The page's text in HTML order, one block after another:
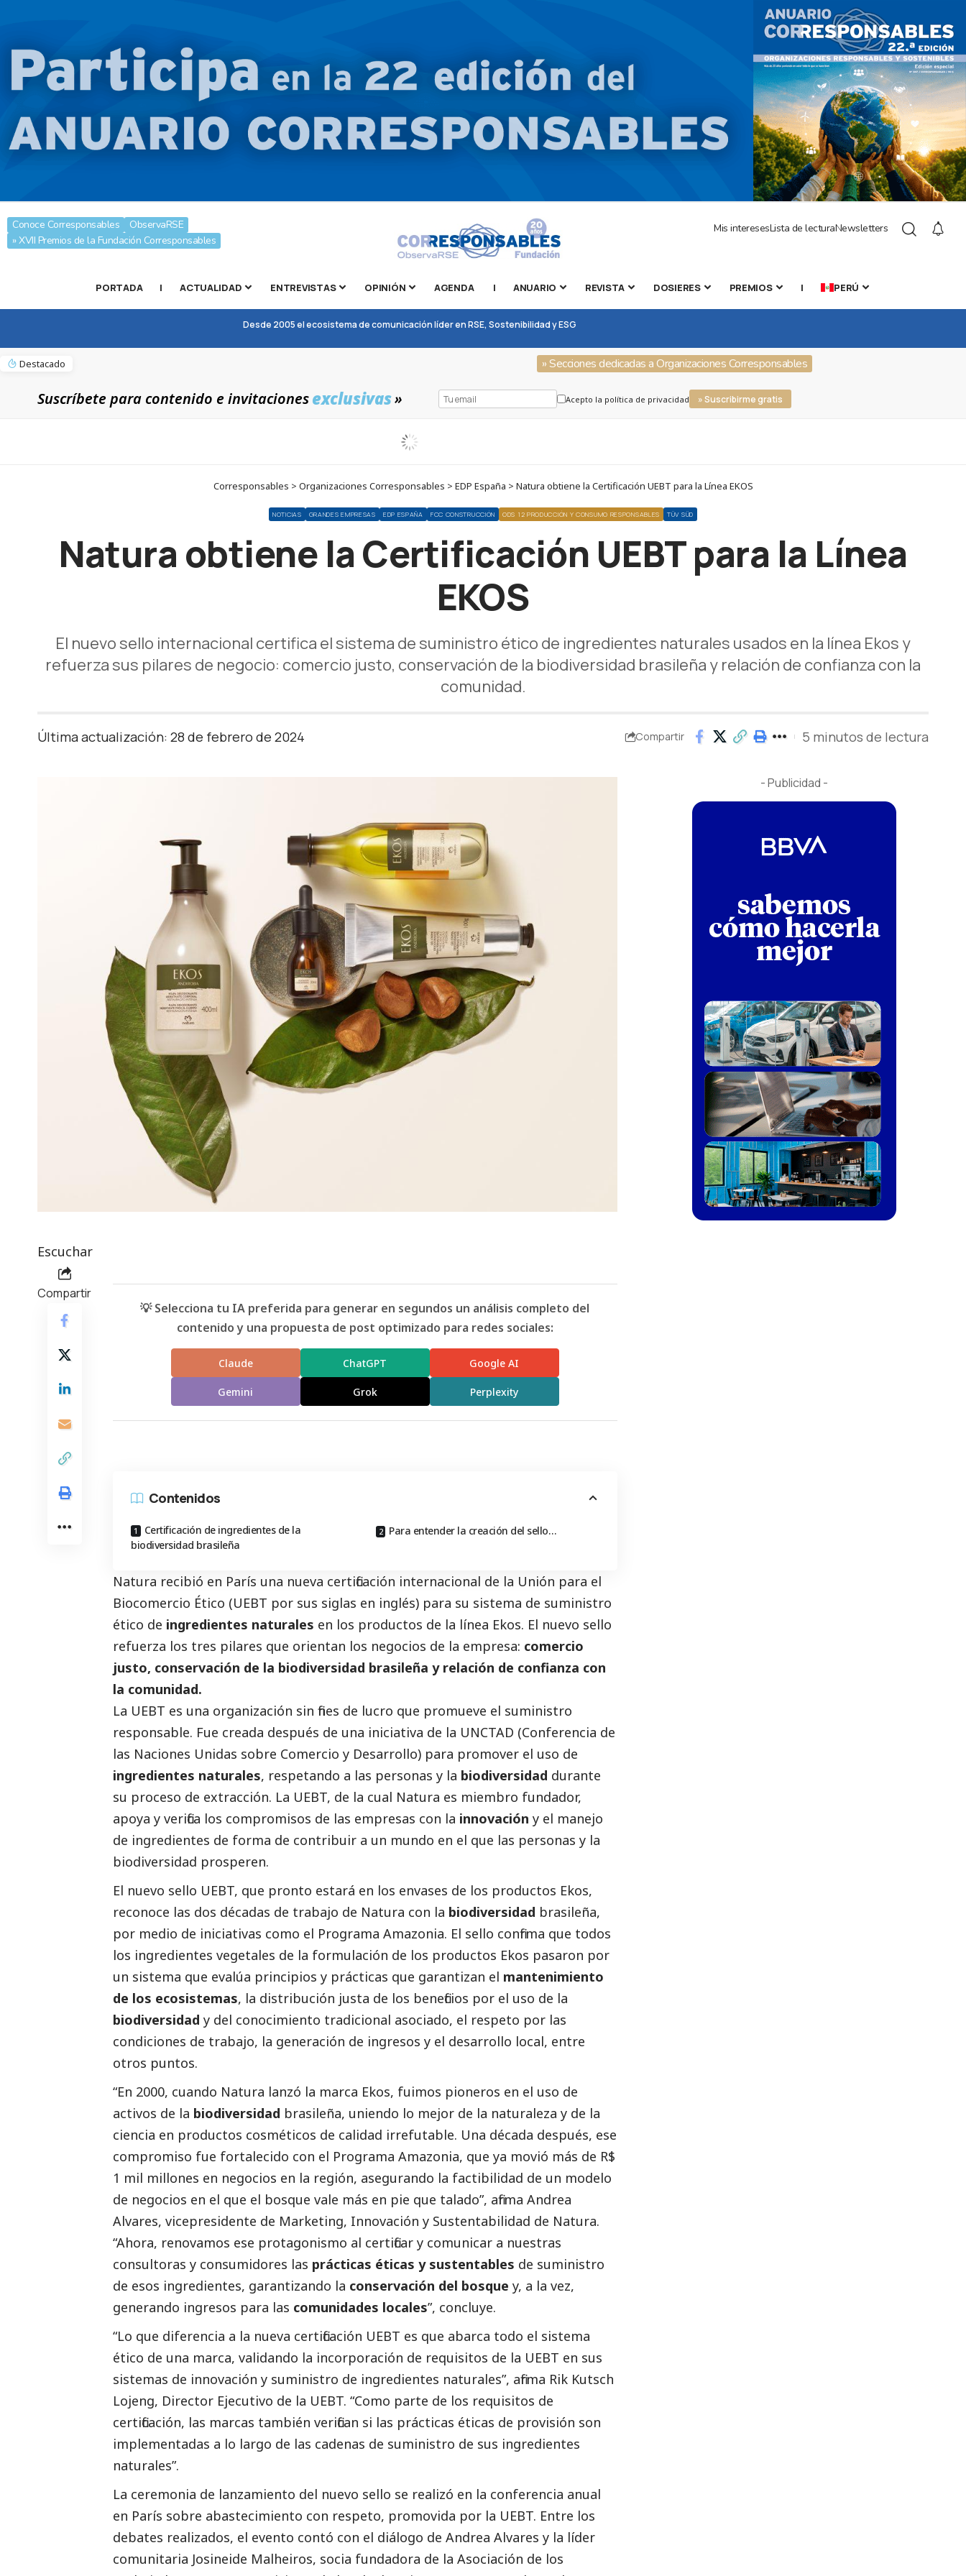
Conoce Corresponsables
ObservaRSE
» XVII Premios de la Fundación Corresponsables
Mis interesesLista de lecturaNewsletters
PORTADA | ACTUALIDAD ENTREVISTAS OPINIÓN AGENDA | ANUARIO REVISTA DOSIERES PREMIOS | PERÚ
Desde 2005 el ecosistema de comunicación líder en RSE, Sostenibilidad y ESG
Destacado » Secciones dedicadas a Organizaciones Corresponsables
Suscríbete para contenido e invitacionesexclusivas» Acepto la política de privacidad » Suscribirme gratis
Corresponsables > Organizaciones Corresponsables > EDP España > Natura obtiene la Certificación UEBT para la Línea EKOS
NOTICIAS GRANDES EMPRESAS EDP ESPAÑA FCC CONSTRUCCIÓN ODS 12 PRODUCCIÓN Y CONSUMO RESPONSABLES TÜV SÜD
Natura obtiene la Certificación UEBT para la Línea
EKOS
El nuevo sello internacional certifica el sistema de suministro ético de ingredientes naturales usados en la línea Ekos y
refuerza sus pilares de negocio: comercio justo, conservación de la biodiversidad brasileña y relación de confianza con la
comunidad.
Última actualización: 28 de febrero de 2024 Compartir 5 minutos de lectura
Escuchar
Compartir
💡 Selecciona tu IA preferida para generar en segundos un análisis completo del
contenido y una propuesta de post optimizado para redes sociales:
Claude ChatGPT Google AI
Gemini Grok Perplexity
Contenidos
Certificación de ingredientes de la
biodiversidad brasileña
Para entender la creación del sello…
Natura recibió en París una nueva certificación internacional de la Unión para el
Biocomercio Ético (UEBT por sus siglas en inglés) para su sistema de suministro
ético de ingredientes naturales en los productos de la línea Ekos. El nuevo sello
refuerza los tres pilares que orientan los negocios de la empresa: comercio
justo, conservación de la biodiversidad brasileña y relación de confianza con
la comunidad.
La UEBT es una organización sin fines de lucro que promueve el suministro
responsable. Fue creada después de una iniciativa de la UNCTAD (Conferencia de
las Naciones Unidas sobre Comercio y Desarrollo) para promover el uso de
ingredientes naturales, respetando a las personas y la biodiversidad durante
su proceso de extracción. La UEBT, de la cual Natura es miembro fundador,
apoya y verifica los compromisos de las empresas con la innovación y el manejo
de ingredientes de forma de contribuir a un mundo en el que las personas y la
biodiversidad prosperen.
El nuevo sello UEBT, que pronto estará en los envases de los productos Ekos,
reconoce las dos décadas de trabajo de Natura con la biodiversidad brasileña,
por medio de iniciativas como el Programa Amazonia. El sello confirma que todos
los ingredientes vegetales de la formulación de los productos Ekos pasaron por
un sistema que evalúa principios y prácticas que garantizan el mantenimiento
de los ecosistemas, la distribución justa de los beneficios por el uso de la
biodiversidad y del conocimiento tradicional asociado, el respeto por las
condiciones de trabajo, la generación de ingresos y el desarrollo local, entre
otros puntos.
“En 2000, cuando Natura lanzó la marca Ekos, fuimos pioneros en el uso de
activos de la biodiversidad brasileña, uniendo lo mejor de la naturaleza y de la
ciencia en productos cosméticos de calidad irrefutable. Una década después, ese
compromiso fue fortalecido con el Programa Amazonia, que ya movió más de R$
1 mil millones en negocios en la región, asegurando la factibilidad de un modelo
de negocios en el que el bosque vale más en pie que talado”, afirma Andrea
Alvares, vicepresidente de Marketing, Innovación y Sustentabilidad de Natura.
“Ahora, renovamos ese protagonismo al certificar y comunicar a nuestras
consultoras y consumidores las prácticas éticas y sustentables de suministro
de esos ingredientes, garantizando la conservación del bosque y, a la vez,
generando ingresos para las comunidades locales”, concluye.
“Lo que diferencia a la nueva certificación UEBT es que abarca todo el sistema
ético de una marca, validando la incorporación de requisitos de la UEBT en sus
sistemas de innovación y suministro de ingredientes naturales”, afirma Rik Kutsch
Lojeng, Director Ejecutivo de la UEBT. “Como parte de los requisitos de
certificación, las marcas también verifican si las prácticas éticas de provisión son
implementadas a lo largo de las cadenas de suministro de sus ingredientes
naturales”.
La ceremonia de lanzamiento del nuevo sello se realizó en la conferencia anual
en París sobre abastecimiento con respeto, promovida por la UEBT. Entre los
debates realizados, el evento contó con el diálogo de Andrea Alvares y la líder
comunitaria Josineide Malheiros, socia fundadora de la Asociación de los
- Publicidad -